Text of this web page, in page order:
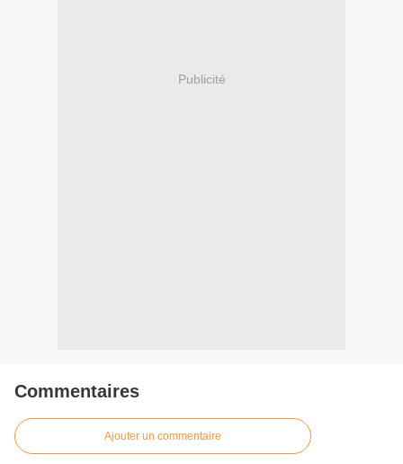
Publicité
Commentaires
Ajouter un commentaire